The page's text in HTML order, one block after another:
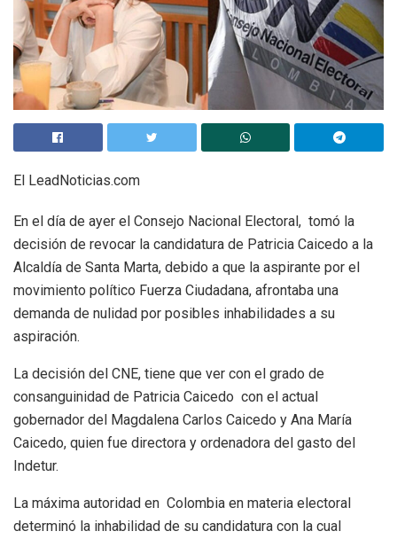
El LeadNoticias.com
En el día de ayer el Consejo Nacional Electoral, tomó la
decisión de revocar la candidatura de Patricia Caicedo a la
Alcaldía de Santa Marta, debido a que la aspirante por el
movimiento político Fuerza Ciudadana, afrontaba una
demanda de nulidad por posibles inhabilidades a su
aspiración.
La decisión del CNE, tiene que ver con el grado de
consanguinidad de Patricia Caicedo con el actual
gobernador del Magdalena Carlos Caicedo y Ana María
Caicedo, quien fue directora y ordenadora del gasto del
Indetur.
La máxima autoridad en Colombia en materia electoral
determinó la inhabilidad de su candidatura con la cual